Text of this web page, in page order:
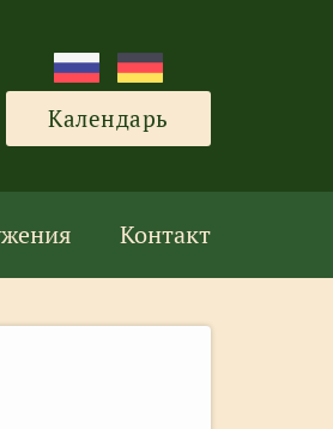
Календарь
Контакт